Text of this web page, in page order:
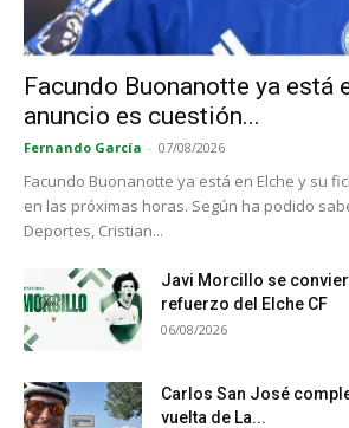
Facundo Buonanotte ya está
anuncio es cuestión...
Fernando García - 07/08/2026
Facundo Buonanotte ya está en Elche y su
en las próximas horas. Según ha podido
Deportes, Cristian...
Javi Morcillo se
refuerzo del Elche CF
06/08/2026
Carlos San José
vuelta de La...